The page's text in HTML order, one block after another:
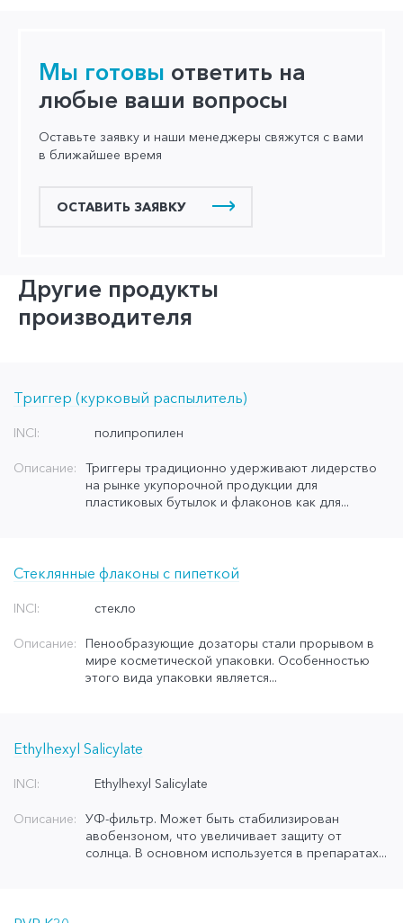
Мы готовы ответить на
любые ваши вопросы
Оставьте заявку и наши менеджеры свяжутся с вами
в ближайшее время
ОСТАВИТЬ ЗАЯВКУ
Другие продукты
производителя
Триггер (курковый распылитель)
INCI: полипропилен
Описание:
Триггеры традиционно удерживают лидерство
на рынке укупорочной продукции для
пластиковых бутылок и флаконов как для...
Стеклянные флаконы с пипеткой
INCI: стекло
Описание:
Пенообразующие дозаторы стали прорывом в
мире косметической упаковки. Особенностью
этого вида упаковки является...
Ethylhexyl Salicylate
INCI: Ethylhexyl Salicylate
Описание:
УФ-фильтр. Может быть стабилизирован
авобензоном, что увеличивает защиту от
солнца. В основном используется в препаратах...